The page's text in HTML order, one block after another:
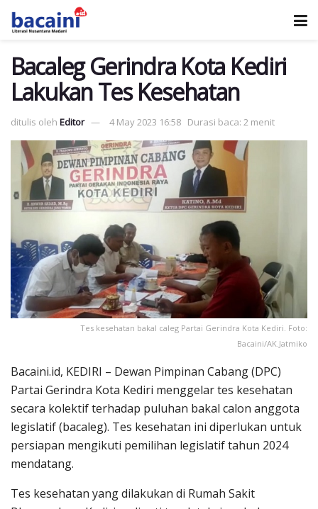
Bacaleg Gerindra Kota Kediri
Lakukan Tes Kesehatan
ditulis oleh Editor 4 May 2023 16:58 Durasi baca: 2 menit
Tes kesehatan bakal caleg Partai Gerindra Kota Kediri. Foto:
Bacaini/AK.Jatmiko
Bacaini.id, KEDIRI – Dewan Pimpinan Cabang (DPC)
Partai Gerindra Kota Kediri menggelar tes kesehatan
secara kolektif terhadap puluhan bakal calon anggota
legislatif (bacaleg). Tes kesehatan ini diperlukan untuk
persiapan mengikuti pemilihan legislatif tahun 2024
mendatang.
Tes kesehatan yang dilakukan di Rumah Sakit